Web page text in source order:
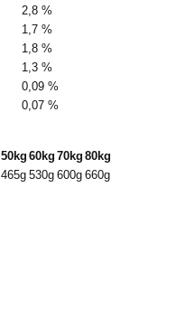
2,8 %
1,7 %
1,8 %
1,3 %
0,09 %
0,07 %
50kg 60kg 70kg 80kg
465g 530g 600g 660g